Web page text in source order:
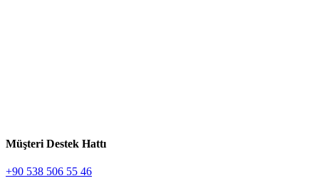
Müşteri Destek Hattı
+90 538 506 55 46